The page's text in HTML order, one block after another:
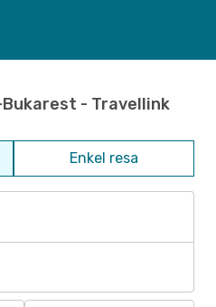
- Travellink
Enkel resa